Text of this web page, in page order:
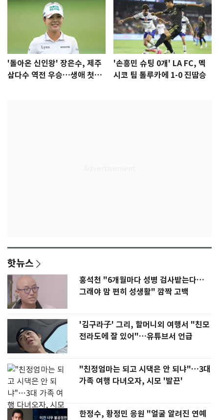
'돌아온 신인왕' 장은수, 제주
삼다수 역전 우승…생애 첫승
'손흥민 슈팅 0개' LA FC, 멕
시코 팀 톨루카에 1-0 진땀승
핫뉴스
홍석천 "6개월마다 성병 검사받는다…
그래야 맘 편히 성생활" 깜짝 고백
'김구라子' 그리, 할머니외 여행서 "친모
전라도에 잘 있어"…유튜브서 언급
"친정엄마는 되고 시댁은 안 되냐"…3대
가족 여행 다녀오자, 시모 '발끈'
한정수, 황정민 응원 "얼굴 알려진 연예